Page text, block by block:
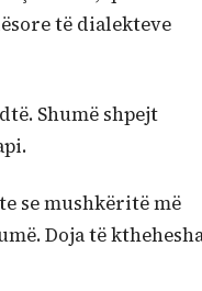
të dialekteve
Shumë shpejt
se mushkëritë më
Doja të